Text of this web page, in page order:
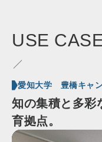
USE
愛知大学 豊橋キャ
知の集積と多彩
育拠点。